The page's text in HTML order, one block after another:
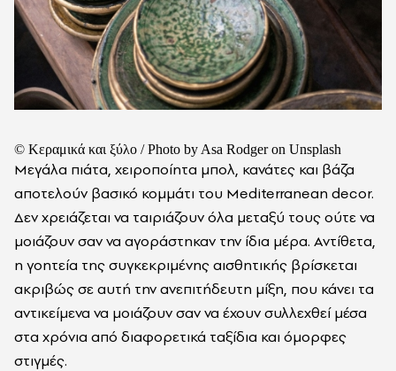
© Κεραμικά και ξύλο / Photo by Asa Rodger on Unsplash
Μεγάλα πιάτα, χειροποίητα μπολ, κανάτες και βάζα
αποτελούν βασικό κομμάτι του Mediterranean decor.
Δεν χρειάζεται να ταιριάζουν όλα μεταξύ τους ούτε να
μοιάζουν σαν να αγοράστηκαν την ίδια μέρα. Αντίθετα,
η γοητεία της συγκεκριμένης αισθητικής βρίσκεται
ακριβώς σε αυτή την ανεπιτήδευτη μίξη, που κάνει τα
αντικείμενα να μοιάζουν σαν να έχουν συλλεχθεί μέσα
στα χρόνια από διαφορετικά ταξίδια και όμορφες
στιγμές.